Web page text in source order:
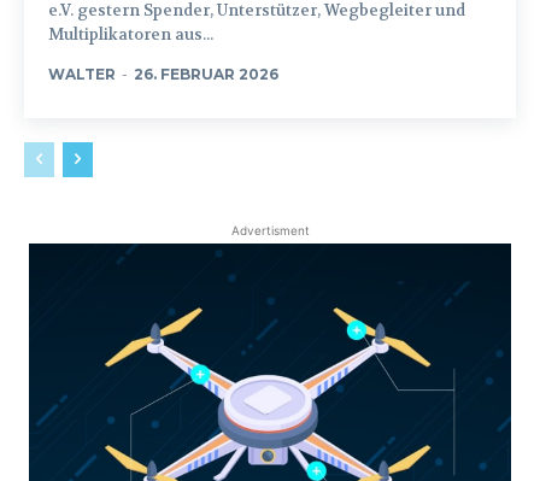
e.V. gestern Spender, Unterstützer, Wegbegleiter und
Multiplikatoren aus...
WALTER - 26. FEBRUAR 2026
Advertisment